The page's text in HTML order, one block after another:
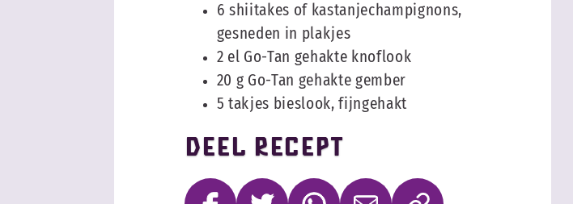
6 shiitakes of kastanjechampignons,
gesneden in plakjes
2 el Go-Tan gehakte knoflook
20 g Go-Tan gehakte gember
5 takjes bieslook, fijngehakt
Deel recept